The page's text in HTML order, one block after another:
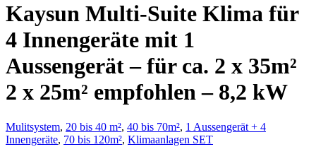
Kaysun Multi-Suite Klima für
4 Innengeräte mit 1
Aussengerät – für ca. 2 x 35m²
2 x 25m² empfohlen – 8,2 kW
Mulitsystem, 20 bis 40 m², 40 bis 70m², 1 Aussengerät + 4
Innengeräte, 70 bis 120m², Klimaanlagen SET